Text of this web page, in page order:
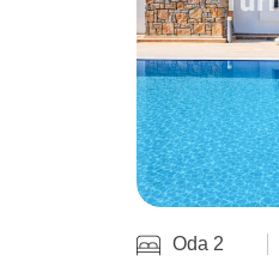
Oda 2